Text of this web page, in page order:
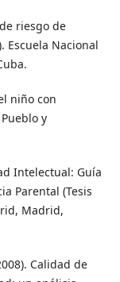
riesgo de
Escuela Nacional
niño con
y
Intelectual: Guía
Parental (Tesis
Madrid,
Calidad de